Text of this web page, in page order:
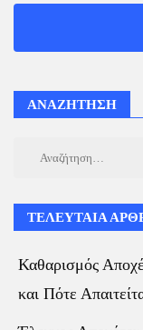
ΑΝΑΖΗΤΗΣΗ
ΤΕΛΕΥΤΑΙΑ
Καθαρισμός
και Πότε